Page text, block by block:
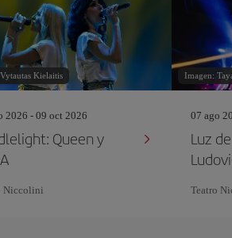
Kielaitis
2026 - 09 oct 2026
Queen y
Niccolini
Imagen:
07 ago
Luz
Teatro